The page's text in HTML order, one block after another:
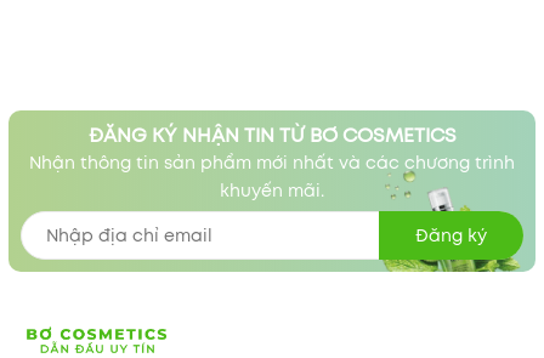
ĐĂNG KÝ NHẬN TIN TỪ BƠ COSMETICS
Nhận thông tin sản phẩm mới nhất và các chương trình
khuyến mãi.
Đăng ký